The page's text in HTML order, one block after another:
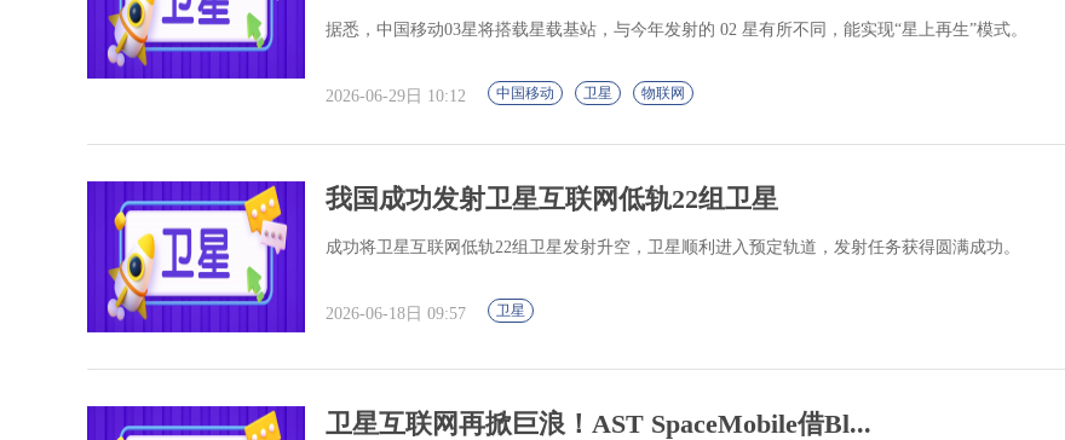
据悉，中国移动03星将搭载星载基站，与今年发射的 02 星有所不同，能实现“星上再生”模式。
2026-06-29日 10:12 中国移动 卫星 物联网
我国成功发射卫星互联网低轨22组卫星
成功将卫星互联网低轨22组卫星发射升空，卫星顺利进入预定轨道，发射任务获得圆满成功。
2026-06-18日 09:57 卫星
卫星互联网再掀巨浪！AST SpaceMobile借Bl...